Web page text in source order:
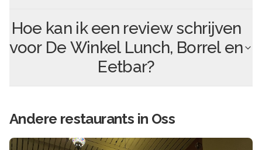
Hoe kan ik een review schrijven
voor De Winkel Lunch, Borrel en
Eetbar?
Andere restaurants in Oss